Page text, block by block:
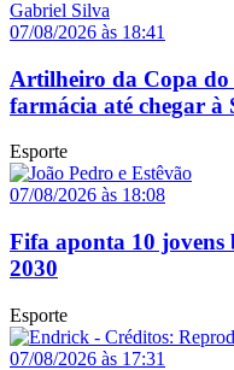
07/08/2026 às 18:41
Artilheiro da Copa do
farmácia até chegar à
Esporte
07/08/2026 às 18:08
Fifa aponta 10 jovens
2030
Esporte
07/08/2026 às 17:31